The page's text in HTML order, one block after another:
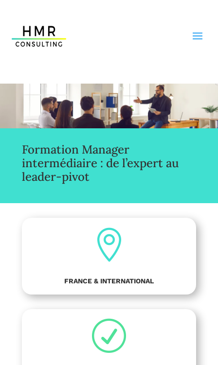
Formation Manager
intermédiaire : de l’expert au
leader-pivot

FRANCE & INTERNATIONAL
R